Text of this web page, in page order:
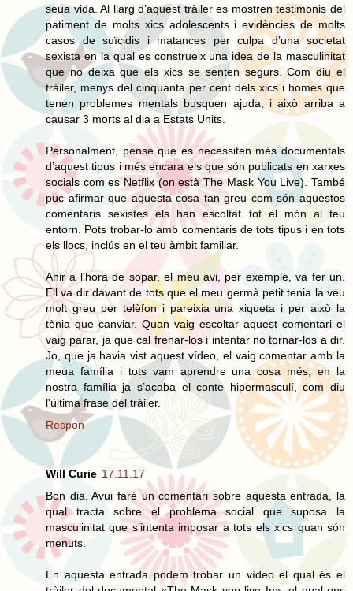
seua vida. Al llarg d’aquest tràiler es mostren testimonis del
patiment de molts xics adolescents i evidències de molts
casos de suïcidis i matances per culpa d’una societat
sexista en la qual es construeix una idea de la masculinitat
que no deixa que els xics se senten segurs. Com diu el
tràiler, menys del cinquanta per cent dels xics i homes que
tenen problemes mentals busquen ajuda, i això arriba a
causar 3 morts al dia a Estats Units.
Personalment, pense que es necessiten més documentals
d’aquest tipus i més encara els que són publicats en xarxes
socials com es Netflix (on està The Mask You Live). També
puc afirmar que aquesta cosa tan greu com són aquestos
comentaris sexistes els han escoltat tot el món al teu
entorn. Pots trobar-lo amb comentaris de tots tipus i en tots
els llocs, inclús en el teu àmbit familiar.
Ahir a l’hora de sopar, el meu avi, per exemple, va fer un.
Ell va dir davant de tots que el meu germà petit tenia la veu
molt greu per telèfon i pareixia una xiqueta i per això la
tènia que canviar. Quan vaig escoltar aquest comentari el
vaig parar, ja que cal frenar-los i intentar no tornar-los a dir.
Jo, que ja havia vist aquest vídeo, el vaig comentar amb la
meua família i tots vam aprendre una cosa més, en la
nostra família ja s’acaba el conte hipermasculí, com diu
l'última frase del tràiler.
Respon
Will Curie 17.11.17
Bon dia. Avui faré un comentari sobre aquesta entrada, la
qual tracta sobre el problema social que suposa la
masculinitat que s’intenta imposar a tots els xics quan són
menuts.
En aquesta entrada podem trobar un vídeo el qual és el